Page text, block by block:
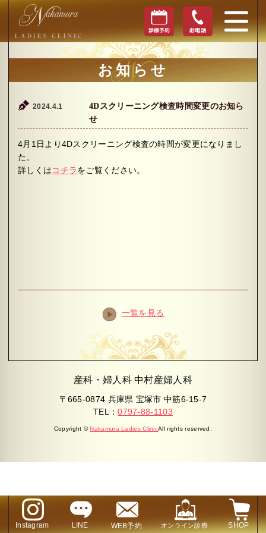
お知らせ
2024.4.1
4Dスクリーニング検査時間変更のお知ら
せ
4月1日より4Dスクリーニング検査の時間が変更になりまし
た。
詳しくはコチラをご覧ください。
一覧を見る
Instagram LINE WEB予約 オンライン診療 SHOP
産科・婦人科 中村産婦人科
〒665-0874 兵庫県 宝塚市 中筋6-15-7
TEL：0797-88-1103
Copyright ©Nakamura Ladies ClinicAll rights reserved.